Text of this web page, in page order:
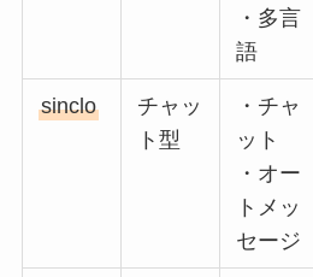
・多言
語
sinclo
チャッ
ト型
・チャ
ット
・オー
トメッ
セージ